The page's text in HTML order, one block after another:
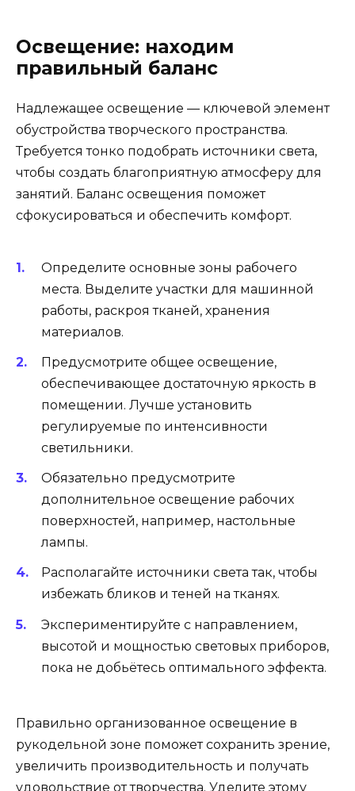
Освещение: находим
правильный баланс
Надлежащее освещение — ключевой элемент
обустройства творческого пространства.
Требуется тонко подобрать источники света,
чтобы создать благоприятную атмосферу для
занятий. Баланс освещения поможет
сфокусироваться и обеспечить комфорт.
Определите основные зоны рабочего
места. Выделите участки для машинной
работы, раскроя тканей, хранения
материалов.
Предусмотрите общее освещение,
обеспечивающее достаточную яркость в
помещении. Лучше установить
регулируемые по интенсивности
светильники.
Обязательно предусмотрите
дополнительное освещение рабочих
поверхностей, например, настольные
лампы.
Располагайте источники света так, чтобы
избежать бликов и теней на тканях.
Экспериментируйте с направлением,
высотой и мощностью световых приборов,
пока не добьётесь оптимального эффекта.
Правильно организованное освещение в
рукодельной зоне поможет сохранить зрение,
увеличить производительность и получать
удовольствие от творчества. Уделите этому